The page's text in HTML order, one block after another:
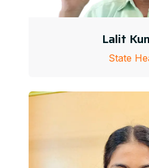
Lalit
State